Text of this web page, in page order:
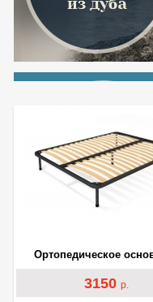
3150р.
Ортопедическое